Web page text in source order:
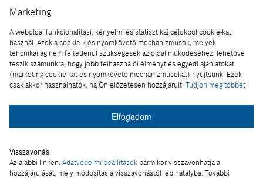
OKOSESZKÖZ
Okoskulaccsal sosem szomjazunk
2025.05.19
Marketing
A weboldal funkcionalitási, kényelmi és statisztikai célokból cookie-kat
használ. Azok a cookie-k és nyomkövető mechanizmusok, melyek
tehcnikailag nem feltétlenül szükségesek az oldal működéséhez, lehetővé
teszik számunkra, hogy jobb felhasználói élményt és egyedi ajánlatokat
(marketing cookie-kat és nyomkövető mechanizmusokat) nyújtsunk. Ezek
csak akkor használhatók, ha Ön előzetesen hozzájárult: Tudjon meg többet
Elfogadom
Visszavonás
Az alábbi linken: Adatvédelmi beállítások bármikor visszavonhatja a
hozzájárulását, mely módosítás a visszavonástól lép hatályba. További